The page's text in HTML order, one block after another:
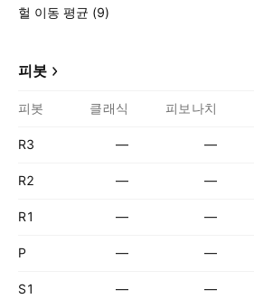
헐 이동 평균 (9)
피봇
피봇 클래식 피보나치
R3 — —
R2 — —
R1 — —
P — —
S1 — —